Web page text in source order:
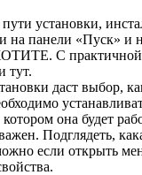
установки,
на панели «Пуск» и
С практичной
тут.
даст выбор,
она будет
Подглядеть,
если открыть